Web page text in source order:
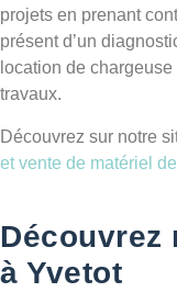
projets en prenant
présent d’un
location de
travaux.
Découvrez sur notre
et vente de matériel
Découvrez
à Yvetot